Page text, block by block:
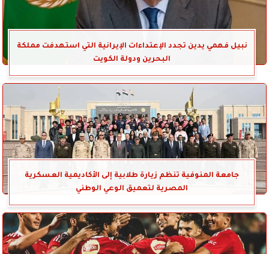
نبيل فهمي يدين تجدد الإعتداءات الإيرانية التي استهدفت مملكة
البحرين ودولة الكويت
جامعة المنوفية تنظم زيارة طلابية إلى الأكاديمية العسكرية
المصرية لتعميق الوعي الوطني